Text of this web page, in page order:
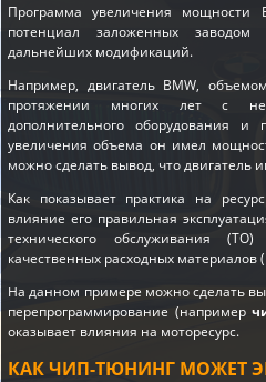
Программа увеличения мощности
потенциал заложенных
дальнейших модификаций.
Например, двигатель BMW,
протяжении многих лет с
дополнительного оборудования и
увеличения объема он имел
можно сделать вывод, что двигатель
Как показывает практика на
влияние его правильная
технического обслуживания
качественных расходных
На данном примере можно сделать
перепрограммирование (например
оказывает влияния на моторесурс.
КАК ЧИП-ТЮНИНГ МОЖЕТ